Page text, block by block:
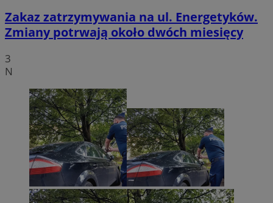
Zakaz zatrzymywania na ul. Energetyków.
Zmiany potrwają około dwóch miesięcy
3
N